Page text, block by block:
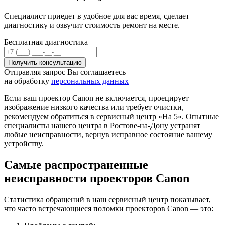
Специалист приедет в удобное для вас время, сделает
диагностику и озвучит стоимость ремонт на месте.
Бесплатная диагностика
Отправляя запрос Вы соглашаетесь
на обработку персональных данных
Если ваш проектор Canon не включается, проецирует
изображение низкого качества или требует очистки,
рекомендуем обратиться в сервисный центр «На 5». Опытные
специалисты нашего центра в Ростове-на-Дону устранят
любые неисправности, вернув исправное состояние вашему
устройству.
Самые распространенные
неисправности проекторов Canon
Статистика обращений в наш сервисный центр показывает,
что часто встречающиеся поломки проекторов Canon — это: